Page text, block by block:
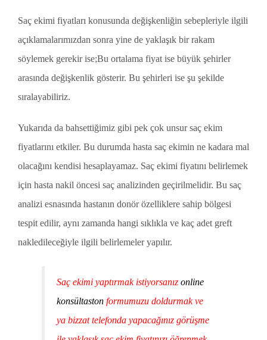
Saç ekimi fiyatları konusunda değişkenliğin sebepleriyle ilgili
açıklamalarımızdan sonra yine de yaklaşık bir rakam
söylemek gerekir ise;Bu ortalama fiyat ise büyük şehirler
arasında değişkenlik gösterir. Bu şehirleri ise şu şekilde
sıralayabiliriz.
Yukarıda da bahsettiğimiz gibi pek çok unsur saç ekim
fiyatlarını etkiler. Bu durumda hasta saç ekimin ne kadara mal
olacağını kendisi hesaplayamaz. Saç ekimi fiyatını belirlemek
için hasta nakil öncesi saç analizinden geçirilmelidir. Bu saç
analizi esnasında hastanın donör özelliklere sahip bölgesi
tespit edilir, aynı zamanda hangi sıklıkla ve kaç adet greft
nakledileceğiyle ilgili belirlemeler yapılır.
Saç ekimi yaptırmak istiyorsanız online
konsültaston formumuzu doldurmak ve
ya bizzat telefonda yapacağınız görüşme